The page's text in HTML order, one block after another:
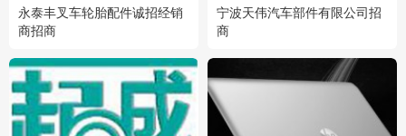
永泰丰叉车轮胎配件诚招经销
商招商
宁波天伟汽车部件有限公司招
商